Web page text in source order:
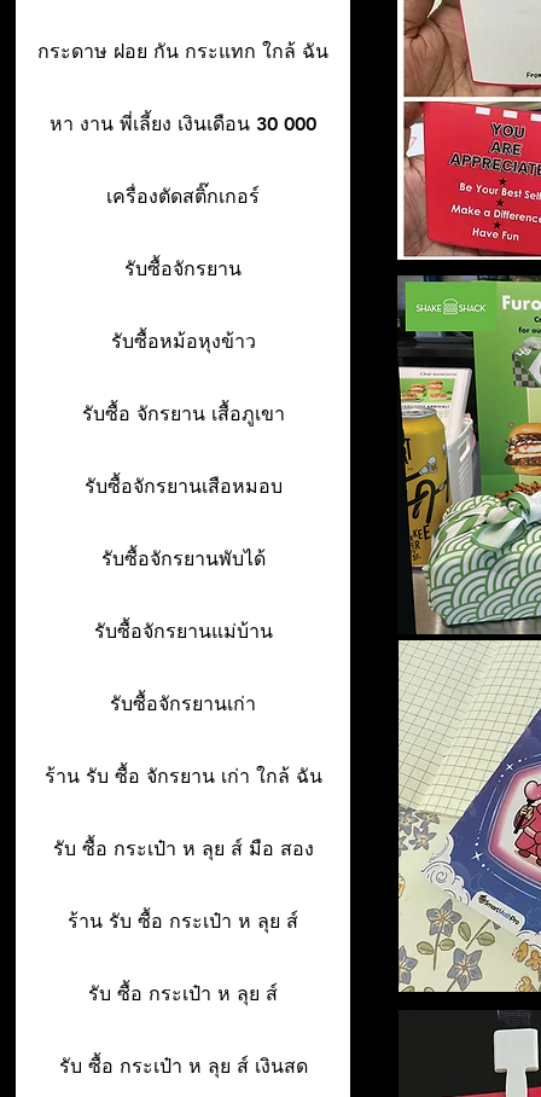
กระดาษ ฝอย กัน กระแทก ใกล้ ฉัน
หา งาน พี่เลี้ยง เงินเดือน 30 000
เครื่องตัดสติ๊กเกอร์
รับซื้อจักรยาน
รับซื้อหม้อหุงข้าว
รับซื้อ จักรยาน เสื้อภูเขา
รับซื้อจักรยานเสือหมอบ
รับซื้อจักรยานพับได้
รับซื้อจักรยานแม่บ้าน
รับซื้อจักรยานเก่า
ร้าน รับ ซื้อ จักรยาน เก่า ใกล้ ฉัน
รับ ซื้อ กระเป๋า ห ลุย ส์ มือ สอง
ร้าน รับ ซื้อ กระเป๋า ห ลุย ส์
รับ ซื้อ กระเป๋า ห ลุย ส์
รับ ซื้อ กระเป๋า ห ลุย ส์ เงินสด